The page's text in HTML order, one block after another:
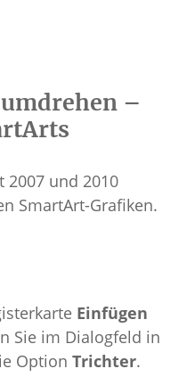
–
2007 und 2010
SmartArt-Grafiken.
Einfügen
Sie im Dialogfeld in
Option Trichter.